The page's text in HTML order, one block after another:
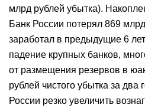
млрд рублей убытка).
Банк России потерял 869
заработал в предыдущие 6
падение крупных банков,
от размещения резервов в
рублей чистого убытка за
России резко увеличить